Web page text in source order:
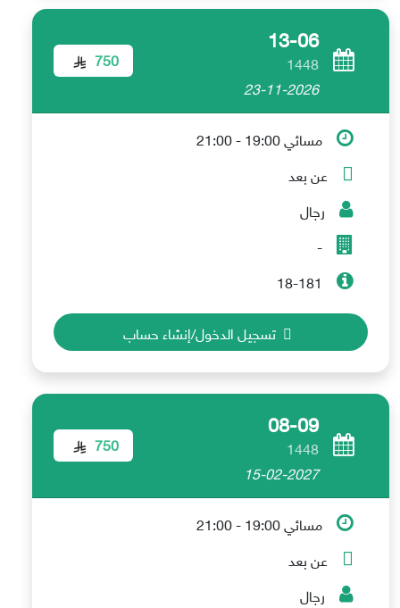
13-06
1448
23-11-2026
750
مسائي 19:00 - 21:00
عن بعد
رجال
-
18-181
تسجيل الدخول/إنشاء حساب
08-09
1448
15-02-2027
750
مسائي 19:00 - 21:00
عن بعد
رجال